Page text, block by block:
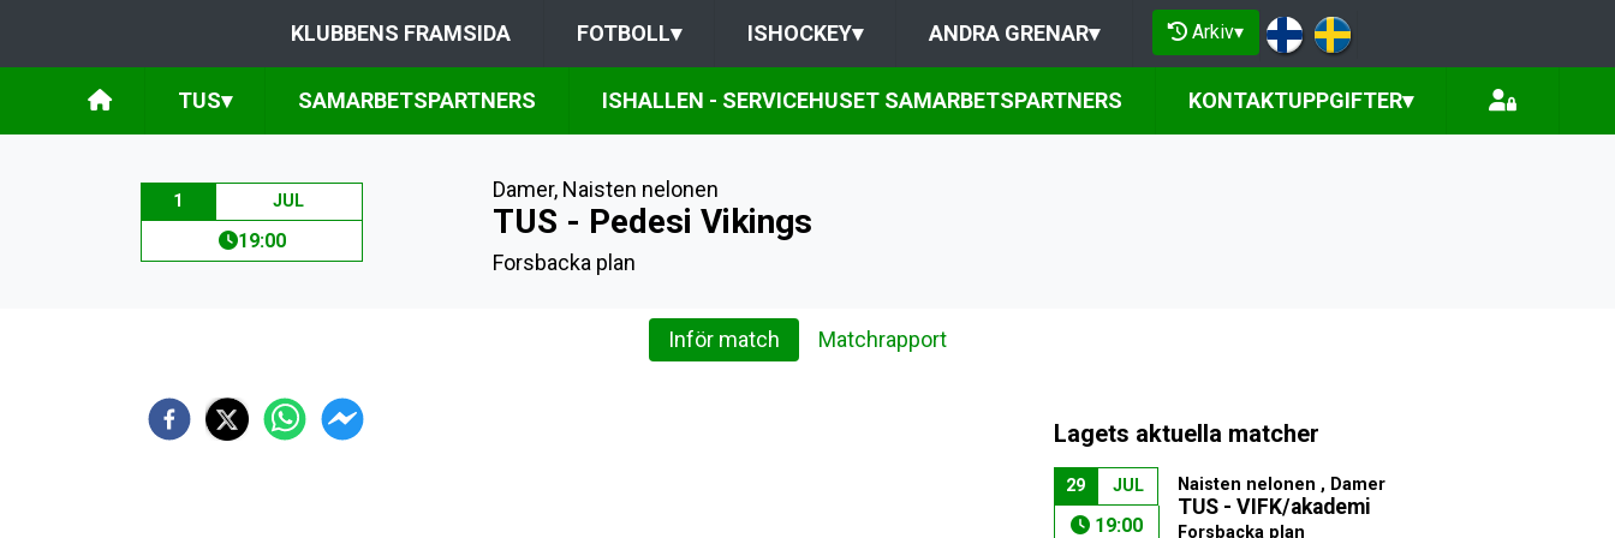
KLUBBENS FRAMSIDA FOTBOLL▾ ISHOCKEY▾ ANDRA GRENAR▾ Arkiv▾
TUS▾ SAMARBETSPARTNERS ISHALLEN - SERVICEHUSET SAMARBETSPARTNERS KONTAKTUPPGIFTER▾
1 JUL
19:00
Damer, Naisten nelonen
TUS - Pedesi Vikings
Forsbacka plan
Inför match Matchrapport
Lagets aktuella matcher
29 JUL
19:00
Naisten nelonen , Damer
TUS - VIFK/akademi
Forsbacka plan